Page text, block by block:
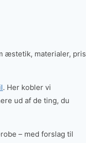
æstetik, materialer, pris
. Her kobler vi
ud af de ting, du
– med forslag til